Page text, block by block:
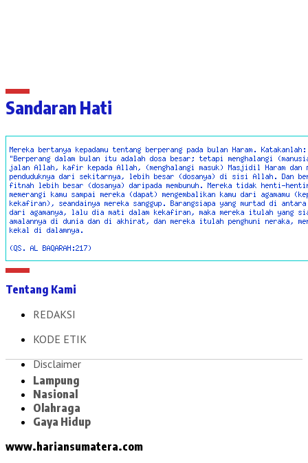
Sandaran Hati
Tentang Kami
REDAKSI
KODE ETIK
Disclaimer
Lampung
Nasional
Olahraga
Gaya Hidup
www.hariansumatera.com